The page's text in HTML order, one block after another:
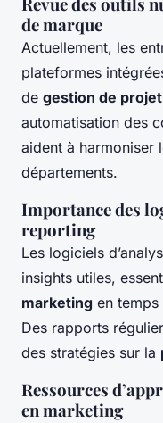
de marque
Actuellement, les
plateformes
de gestion de projet
automatisation des
aident à harmoniser
départements.
Importance des
reporting
Les logiciels
insights utiles,
marketing en
Des rapports
des stratégies sur la
Ressources
en marketing